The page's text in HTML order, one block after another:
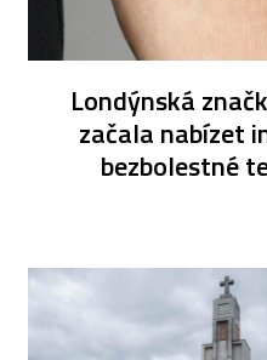
Londýnská
začala nabízet
bezbolestné